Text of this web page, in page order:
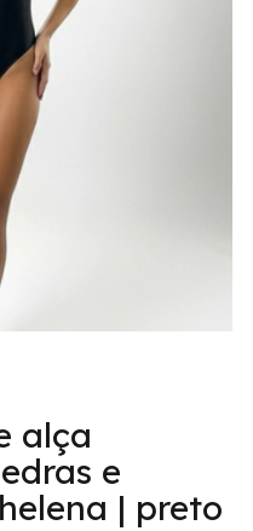
alça
e
| preto